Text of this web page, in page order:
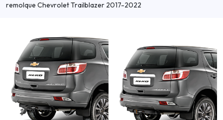
remolque Chevrolet Trailblazer 2017-2022